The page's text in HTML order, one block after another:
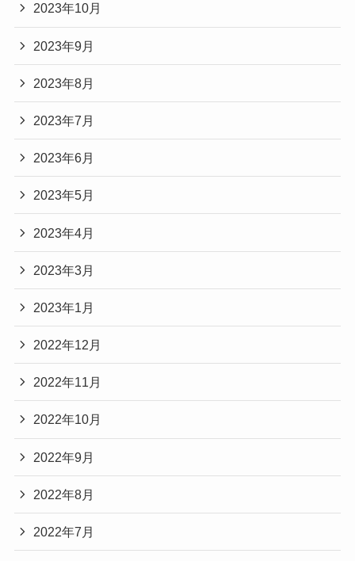
2023年10月
2023年9月
2023年8月
2023年7月
2023年6月
2023年5月
2023年4月
2023年3月
2023年1月
2022年12月
2022年11月
2022年10月
2022年9月
2022年8月
2022年7月